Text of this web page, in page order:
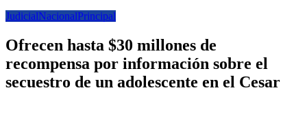
JudicialNacionalPrincipal
Ofrecen hasta $30 millones de
recompensa por información sobre el
secuestro de un adolescente en el Cesar